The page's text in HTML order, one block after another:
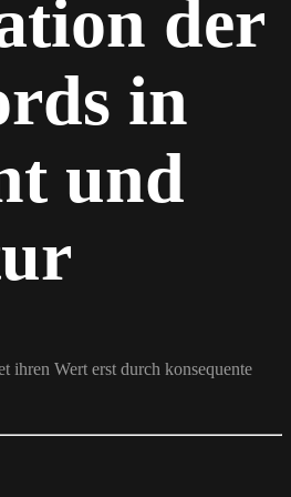
der
in
und
ihren Wert erst durch konsequente